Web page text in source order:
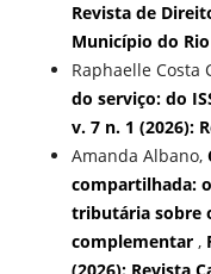
Revista de
Município do
Raphaelle Costa
do serviço: do
v. 7 n. 1 (2026):
Amanda Albano,
compartilhada:
tributária sobre
complementar ,